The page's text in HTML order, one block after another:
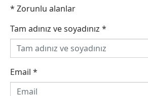
* Zorunlu alanlar
Tam adınız ve soyadınız *
Email *